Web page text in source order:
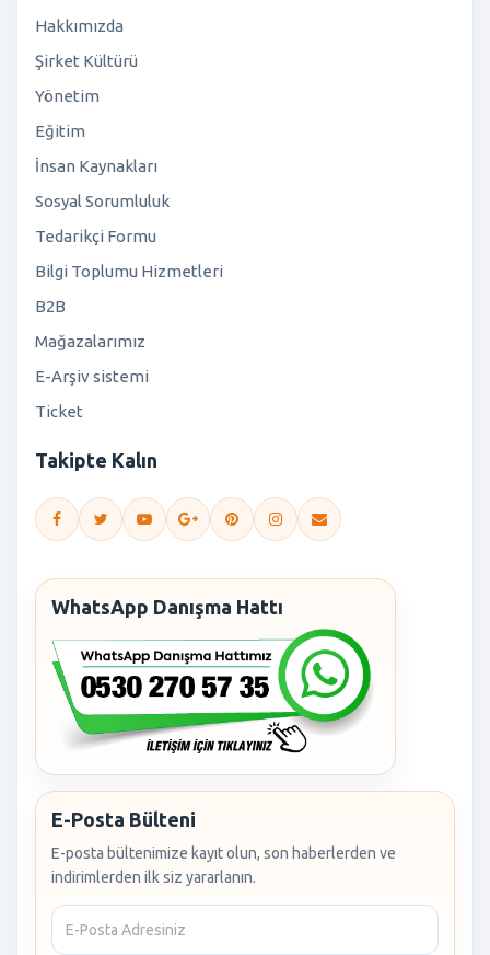
Hakkımızda
Şirket Kültürü
Yönetim
Eğitim
İnsan Kaynakları
Sosyal Sorumluluk
Tedarikçi Formu
Bilgi Toplumu Hizmetleri
B2B
Mağazalarımız
E-Arşiv sistemi
Ticket
Takipte Kalın
WhatsApp Danışma Hattı
E-Posta Bülteni
E-posta bültenimize kayıt olun, son haberlerden ve
indirimlerden ilk siz yararlanın.